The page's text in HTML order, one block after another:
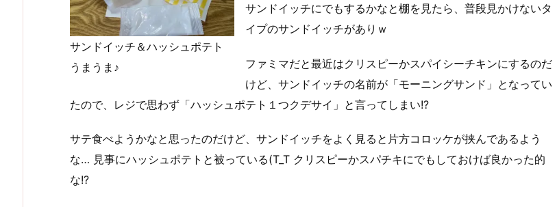
サンドイッチ＆ハッシュポテト
うまうま♪
サンドイッチにでもするかなと棚を見たら、普段見かけないタ
イプのサンドイッチがありｗ
ファミマだと最近はクリスピーかスパイシーチキンにするのだ
けど、サンドイッチの名前が「モーニングサンド」となってい
たので、レジで思わず「ハッシュポテト１つクデサイ」と言ってしまい!?
サテ食べようかなと思ったのだけど、サンドイッチをよく見ると片方コロッケが挟んであるよう
な… 見事にハッシュポテトと被っている(T_T クリスピーかスパチキにでもしておけば良かった的
な!?